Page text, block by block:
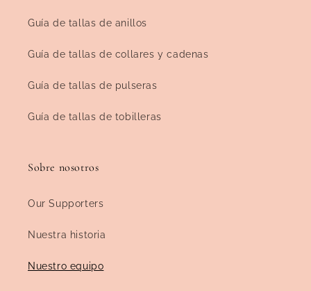
Guía de tallas de anillos
Guía de tallas de collares y cadenas
Guía de tallas de pulseras
Guía de tallas de tobilleras
Sobre nosotros
Our Supporters
Nuestra historia
Nuestro equipo